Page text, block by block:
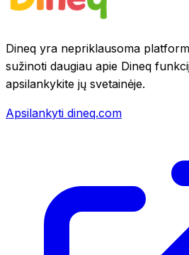
Dineq yra nepriklausoma
sužinoti daugiau apie Dineq
apsilankykite jų svetainėje.
Apsilankyti dineq.com